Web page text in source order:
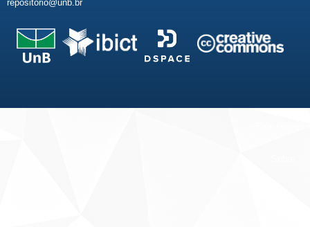
repositorio@unb.br